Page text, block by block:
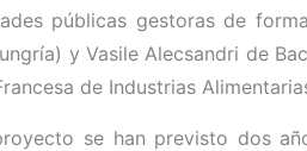
públicas gestoras de
y Vasile Alecsandri de
de Industrias
se han previsto dos